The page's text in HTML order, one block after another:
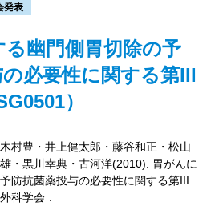
発表
る幽門側胃切除の予
必要性に関する第III
）
村豊・井上健太郎・藤谷和正・松山
・黒川幸典・古河洋(2010). 胃がんに
防抗菌薬投与の必要性に関する第III
科学会．